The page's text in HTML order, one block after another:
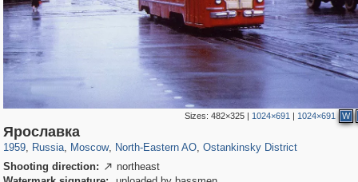
Sizes: 482×325| 1024×691 | 1024×691 W
Ярославка
1959, Russia
1,406,716
, Moscow
319,864 8,286
, North-Eastern AO, Ostankinsky District
Shooting direction:  northeast